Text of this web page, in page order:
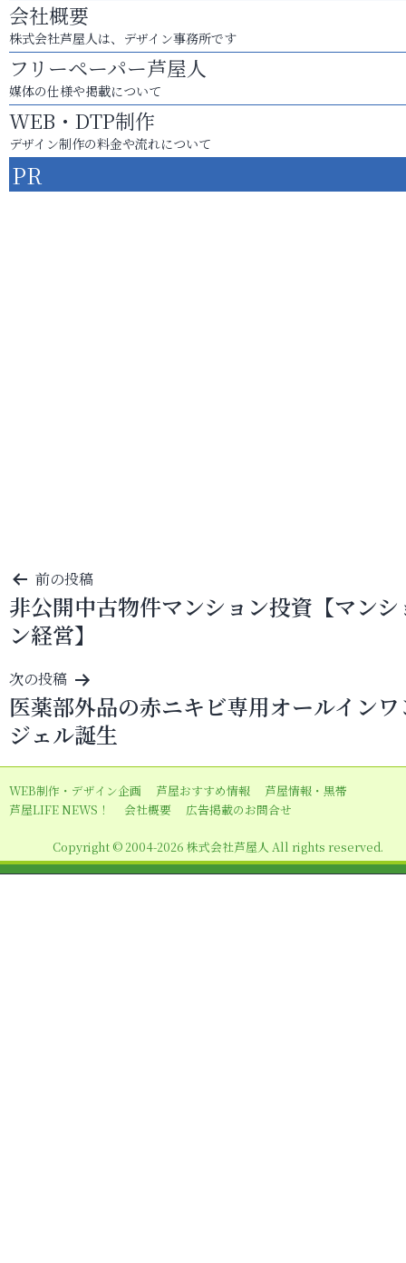
会社概要
株式会社芦屋人は、デザイン事務所です
フリーペーパー芦屋人
媒体の仕様や掲載について
WEB・DTP制作
デザイン制作の料金や流れについて
PR
投
稿
ナ
ビ
ゲ
ー
シ
ョ
ン
前の投稿
非公開中古物件マンション投資【マンシ
ン経営】
次の投稿
医薬部外品の赤ニキビ専用オールインワ
ジェル誕生
WEB制作・デザイン企画 芦屋おすすめ情報
芦屋情報・黒帯
芦屋LIFE NEWS！
会社概要 広告掲載のお問合せ
Copyright © 2004-2026 株式会社芦屋人 All rights reserved.